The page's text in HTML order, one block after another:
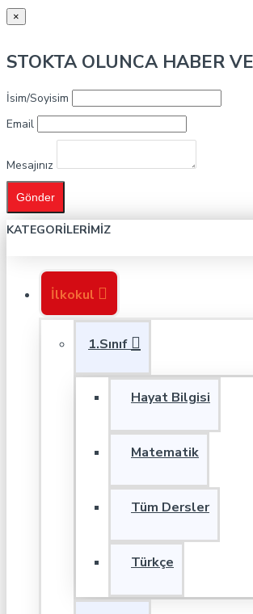
×
STOKTA OLUNCA HABER
İsim/Soyisim
Email
Mesajınız
Gönder
KATEGORILERIMIZ
İlkokul
1.Sınıf
Hayat Bilgisi
Matematik
Tüm Dersler
Türkçe